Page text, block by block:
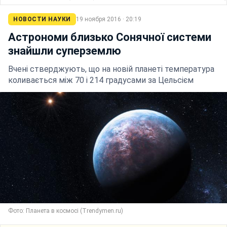
НОВОСТИ НАУКИ 19 ноября 2016 · 20:19
Астрономи близько Сонячної системи
знайшли суперземлю
Вчені стверджують, що на новій планеті температура
коливається між 70 і 214 градусами за Цельсієм
Фото: Планета в космосі (Trendymen.ru)